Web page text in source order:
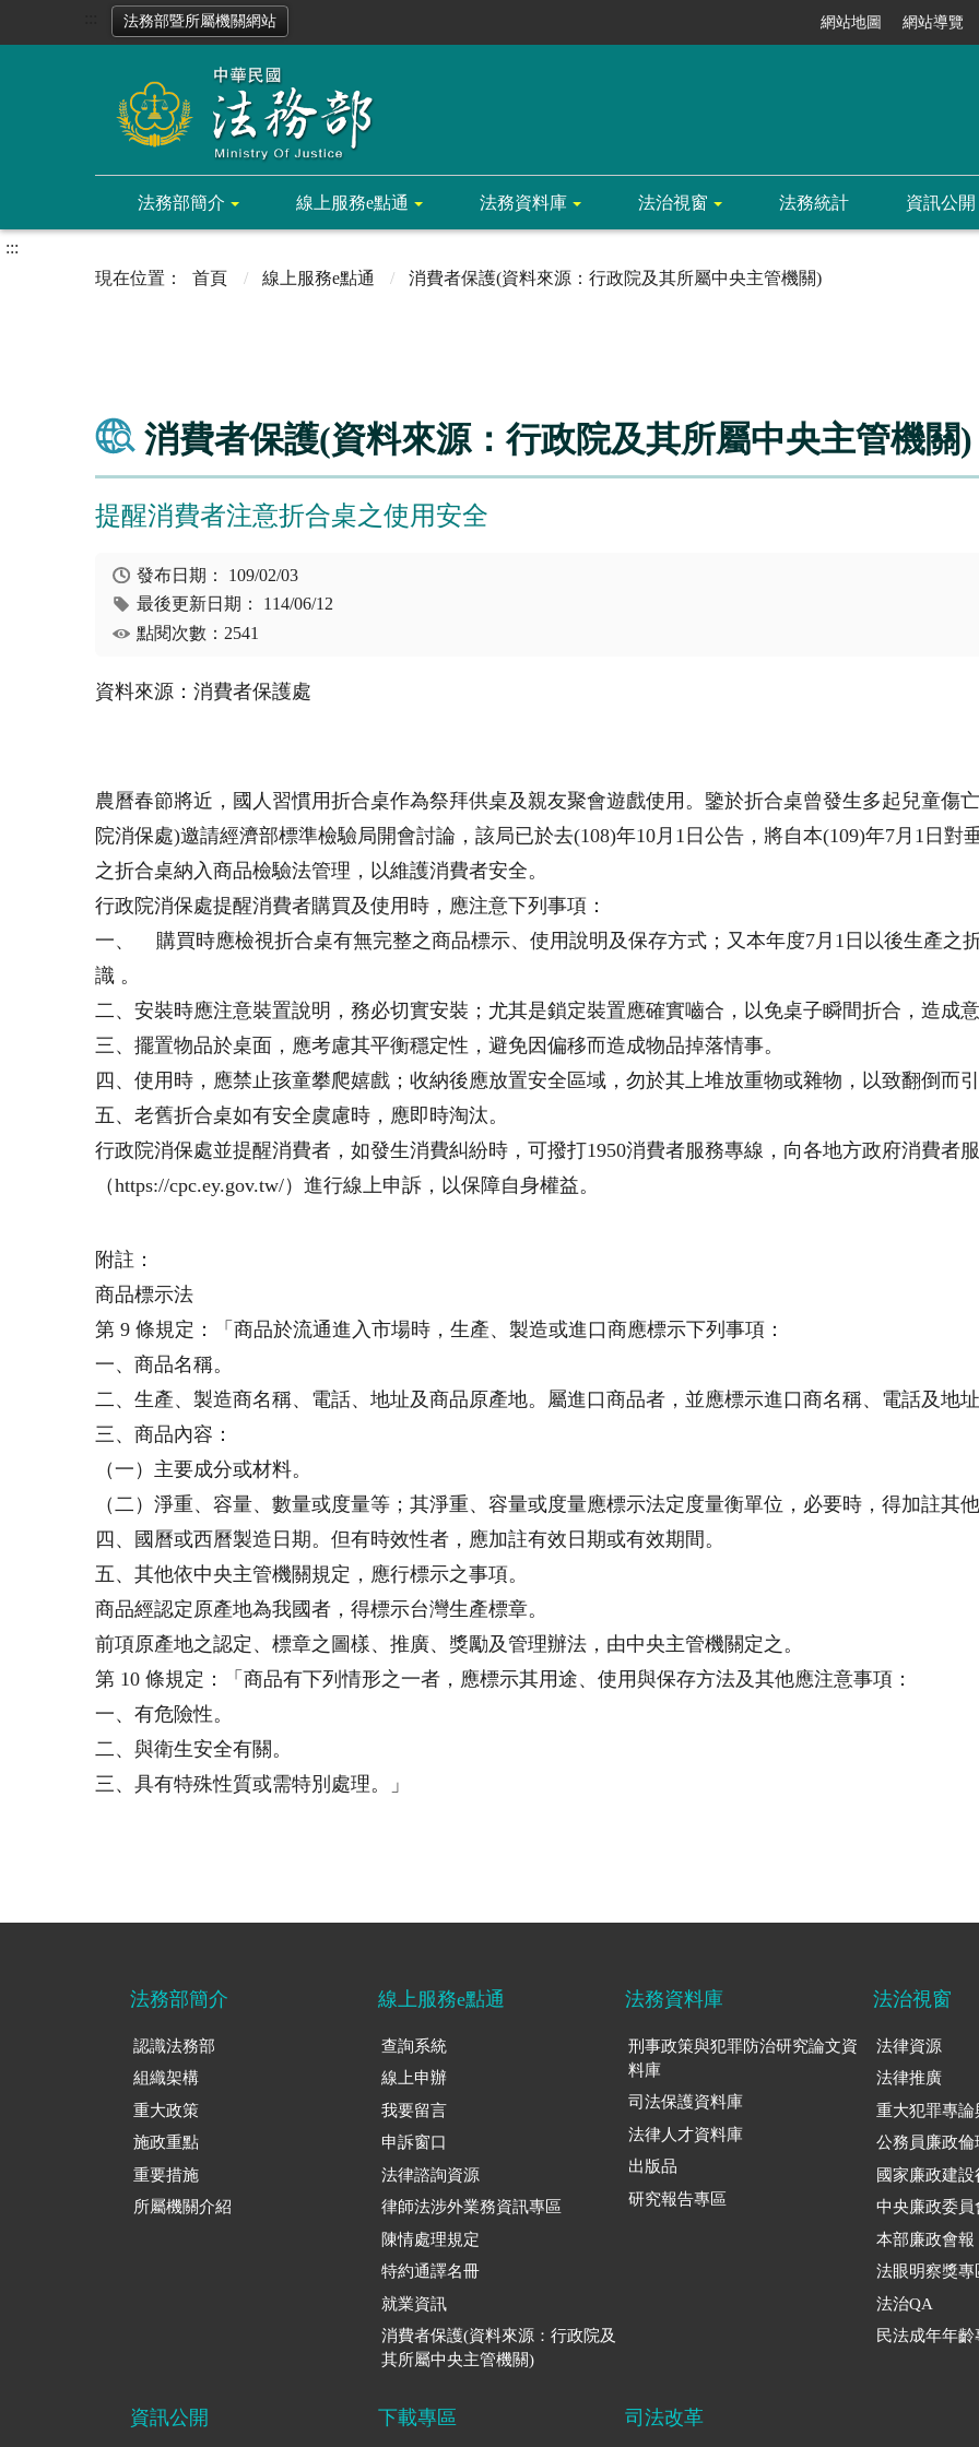
法務部暨所屬機關網站 網站地圖 網站導覽
法務部簡介 線上服務e點通 法務資料庫 法治視窗 法務統計 資訊公開
:::
首頁
線上服務e點通 消費者保護(資料來源：行政院及其所屬中央主管機關)
消費者保護(資料來源：行政院及其所屬中央主管機關)
提醒消費者注意折合桌之使用安全
發布日期： 109/02/03
最後更新日期： 114/06/12
點閱次數：2541
資料來源：消費者保護處
農曆春節將近，國人習慣用折合桌作為祭拜供桌及親友聚會遊戲使用。鑒於折合桌曾發生多起兒童傷
院消保處)邀請經濟部標準檢驗局開會討論，該局已於去(108)年10月1日公告，將自本(109)年7月1日
之折合桌納入商品檢驗法管理，以維護消費者安全。
行政院消保處提醒消費者購買及使用時，應注意下列事項：
一、 購買時應檢視折合桌有無完整之商品標示、使用說明及保存方式；又本年度7月1日以後生產之
識 。
二、安裝時應注意裝置說明，務必切實安裝；尤其是鎖定裝置應確實嚙合，以免桌子瞬間折合，造成意
三、擺置物品於桌面，應考慮其平衡穩定性，避免因偏移而造成物品掉落情事。
四、使用時，應禁止孩童攀爬嬉戲；收納後應放置安全區域，勿於其上堆放重物或雜物，以致翻倒而引
五、老舊折合桌如有安全虞慮時，應即時淘汰。
行政院消保處並提醒消費者，如發生消費糾紛時，可撥打1950消費者服務專線，向各地方政府消費者
（https://cpc.ey.gov.tw/）進行線上申訴，以保障自身權益。
附註：
商品標示法
第 9 條規定：「商品於流通進入市場時，生產、製造或進口商應標示下列事項：
一、商品名稱。
二、生產、製造商名稱、電話、地址及商品原產地。屬進口商品者，並應標示進口商名稱、電話及地址
三、商品內容：
（一）主要成分或材料。
（二）淨重、容量、數量或度量等；其淨重、容量或度量應標示法定度量衡單位，必要時，得加註其他
四、國曆或西曆製造日期。但有時效性者，應加註有效日期或有效期間。
五、其他依中央主管機關規定，應行標示之事項。
商品經認定原產地為我國者，得標示台灣生產標章。
前項原產地之認定、標章之圖樣、推廣、獎勵及管理辦法，由中央主管機關定之。
第 10 條規定：「商品有下列情形之一者，應標示其用途、使用與保存方法及其他應注意事項：
一、有危險性。
二、與衛生安全有關。
三、具有特殊性質或需特別處理。」
法務部簡介
認識法務部
組織架構
重大政策
施政重點
重要措施
所屬機關介紹
線上服務e點通
查詢系統
線上申辦
我要留言
申訴窗口
法律諮詢資源
律師法涉外業務資訊專區
陳情處理規定
特約通譯名冊
就業資訊
消費者保護(資料來源：行政院及
其所屬中央主管機關)
法務資料庫
刑事政策與犯罪防治研究論文資
料庫
司法保護資料庫
法律人才資料庫
出版品
研究報告專區
法治視窗
法律資源
法律推廣
重大犯罪專論
公務員廉政倫
國家廉政建設
中央廉政委員
本部廉政會報
法眼明察獎專
法治QA
民法成年年齡
資訊公開 下載專區 司法改革